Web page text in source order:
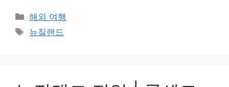
Categories
해외 여행
Tags
뉴질랜드